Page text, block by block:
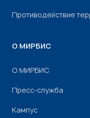
Противодействие
О МИРБИС
О МИРБИС
Пресс-служба
Кампус